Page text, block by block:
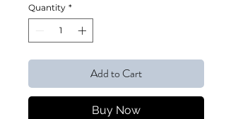
Quantity *
Add to Cart
Buy Now